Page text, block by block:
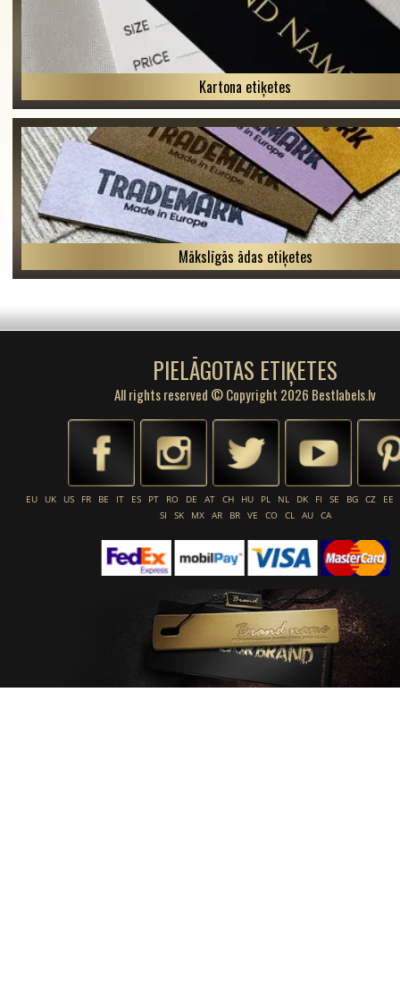
Kartona etiķetes
Mākslīgās ādas etiķetes
PIELĀGOTAS ETIĶETES
All rights reserved © Copyright 2026 Bestlabels.lv
EU UK US FR BE IT ES PT RO DE AT CH HU PL NL DK FI SE BG CZ
EE
SI
SK MX AR BR VE CO CL AU CA